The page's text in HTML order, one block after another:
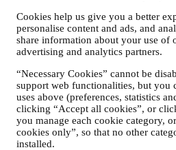
Cookies help us give you a better
personalise content and ads, and
share information about your use of
advertising and analytics partners.
“Necessary Cookies” cannot be
support web functionalities, but you
uses above (preferences, statistics
clicking “Accept all cookies”, or
you manage each cookie category,
cookies only”, so that no other
installed.
van de Website.Afmelden: U
marketingcommunicatie of
stopzetten via de methoden die
weergegeven (om u bijvoorbeeld
mail). Als u een Le Creuset
uw marketingvoorkeuren
marketingactiviteiten wilt
e-mail sturen naar
afmelding zo spoedig mogelijk
gevallen kunt u nog enkele